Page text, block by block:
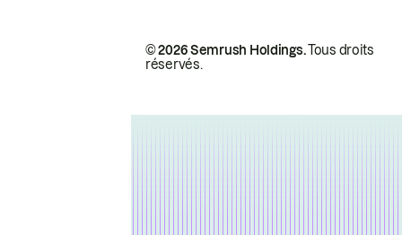
© 2026 Semrush Holdings.Tous droits
réservés.